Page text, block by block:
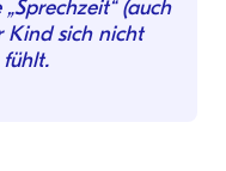
(auch
Kind sich nicht